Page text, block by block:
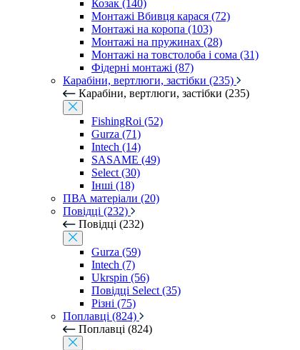
Козак (140)
Монтажі Вбивця карася (72)
Монтажі на коропа (103)
Монтажі на пружинах (28)
Монтажі на товстолоба і сома (31)
Фідерні монтажі (87)
Карабіни, вертлюги, застібки (235)
Карабіни, вертлюги, застібки (235)
FishingRoi (52)
Gurza (71)
Intech (14)
SASAME (49)
Select (30)
Інші (18)
ПВА матеріали (20)
Повідці (232)
Повідці (232)
Gurza (59)
Intech (7)
Ukrspin (56)
Повідці Select (35)
Різні (75)
Поплавці (824)
Поплавці (824)